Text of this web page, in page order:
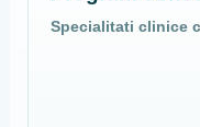
Specialitati clinice